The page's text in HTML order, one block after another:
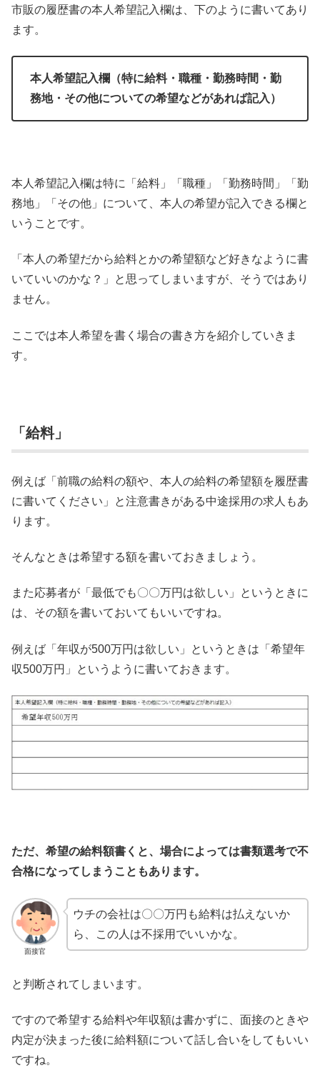
市販の履歴書の本人希望記入欄は、下のように書いてあり
ます。
本人希望記入欄（特に給料・職種・勤務時間・勤
務地・その他についての希望などがあれば記入）
本人希望記入欄は特に「給料」「職種」「勤務時間」「勤
務地」「その他」について、本人の希望が記入できる欄と
いうことです。
「本人の希望だから給料とかの希望額など好きなように書
いていいのかな？」と思ってしまいますが、そうではあり
ません。
ここでは本人希望を書く場合の書き方を紹介していきま
す。
「給料」
例えば「前職の給料の額や、本人の給料の希望額を履歴書
に書いてください」と注意書きがある中途採用の求人もあ
ります。
そんなときは希望する額を書いておきましょう。
また応募者が「最低でも〇〇万円は欲しい」というときに
は、その額を書いておいてもいいですね。
例えば「年収が500万円は欲しい」というときは「希望年
収500万円」というように書いておきます。
ただ、希望の給料額書くと、場合によっては書類選考で不
合格になってしまうこともあります。
面接官
ウチの会社は〇〇万円も給料は払えないか
ら、この人は不採用でいいかな。
と判断されてしまいます。
ですので希望する給料や年収額は書かずに、面接のときや
内定が決まった後に給料額について話し合いをしてもいい
ですね。